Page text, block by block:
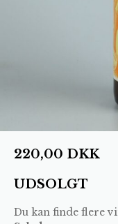
220,00 DKK
UDSOLGT
Du kan finde flere